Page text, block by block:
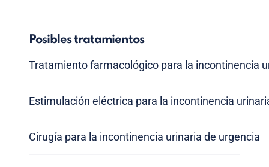
Posibles tratamientos
Tratamiento farmacológico para la incontinencia
Estimulación eléctrica para la incontinencia
Cirugía para la incontinencia urinaria de urgencia